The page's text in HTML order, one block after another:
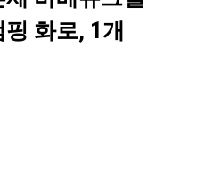
화로, 1개